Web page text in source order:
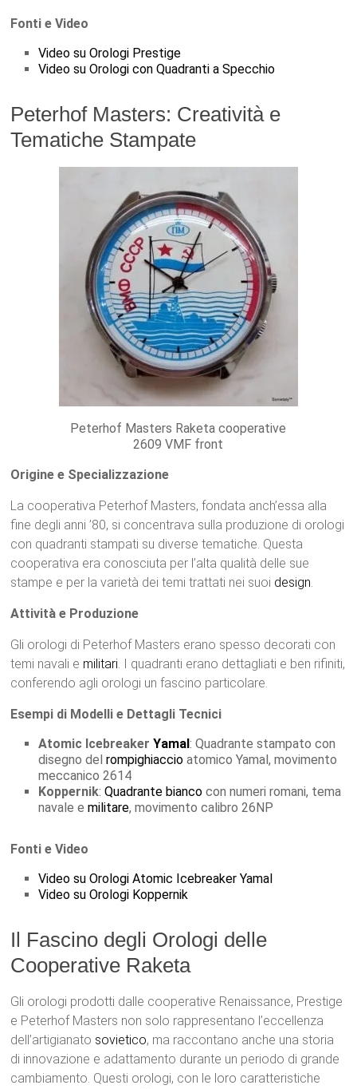
Fonti e Video
Video su Orologi Prestige
Video su Orologi con Quadranti a Specchio
Peterhof Masters: Creatività e
Tematiche Stampate
Peterhof Masters Raketa cooperative
2609 VMF front
Origine e Specializzazione
La cooperativa Peterhof Masters, fondata anch’essa alla
fine degli anni ’80, si concentrava sulla produzione di orologi
con quadranti stampati su diverse tematiche. Questa
cooperativa era conosciuta per l’alta qualità delle sue
stampe e per la varietà dei temi trattati nei suoi design.
Attività e Produzione
Gli orologi di Peterhof Masters erano spesso decorati con
temi navali e militari. I quadranti erano dettagliati e ben rifiniti,
conferendo agli orologi un fascino particolare.
Esempi di Modelli e Dettagli Tecnici
Atomic IcebreakerYamal: Quadrante stampato con
disegno delrompighiaccio atomico Yamal, movimento
meccanico 2614
Koppernik:Quadrante bianco con numeri romani, tema
navale emilitare, movimento calibro 26NP
Fonti e Video
Video su Orologi Atomic Icebreaker Yamal
Video su Orologi Koppernik
Il Fascino degli Orologi delle
Cooperative Raketa
Gli orologi prodotti dalle cooperative Renaissance, Prestige
e Peterhof Masters non solo rappresentano l’eccellenza
dell’artigianato sovietico, ma raccontano anche una storia
di innovazione e adattamento durante un periodo di grande
cambiamento. Questi orologi, con le loro caratteristiche